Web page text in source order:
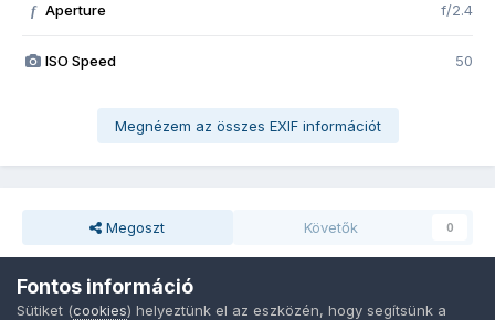
f Aperture f/2.4
ISO Speed 50
Megnézem az összes EXIF információt
Megoszt Követők 0
Nincsenek hozzászólások
Fontos információ
Sütiket (cookies) helyeztünk el az eszközén, hogy segítsünk a